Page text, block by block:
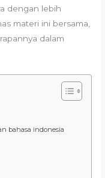
dengan lebih
materi ini bersama,
dalam
bahasa indonesia